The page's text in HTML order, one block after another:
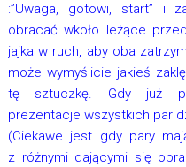
:”Uwaga, gotowi, start” i
obracać wkoło leżące
jajka w ruch, aby oba
może wymyślicie jakieś
tę sztuczkę. Gdy już
prezentacje wszystkich par
(Ciekawe jest gdy pary
z różnymi dającymi się